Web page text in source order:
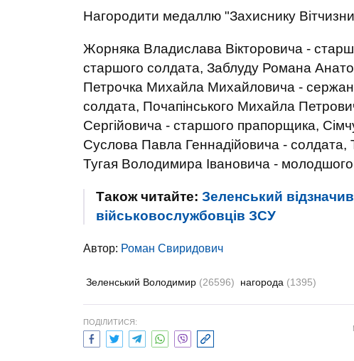
Нагородити медаллю "Захиснику
Жорняка Владислава Вікторовича -
старшого солдата, Заблуду Романа
Петрочка Михайла Михайловича -
солдата, Почапінського Михайла
Сергійовича - старшого прапорщика,
Суслова Павла Геннадійовича - солдата,
Тугая Володимира Івановича -
Також читайте: Зеленський
військовослужбовців ЗСУ
Автор: Роман Свиридович
Зеленський Володимир (26596) нагорода (1395)
ПОДІЛИТИСЯ: